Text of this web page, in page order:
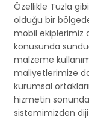
Özellikle Tuzla
olduğu bir
mobil ekiplerimiz
konusunda
malzeme
maliyetlerimize
kurumsal
hizmetin sonunda
sistemimizden